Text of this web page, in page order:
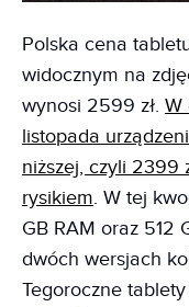
Polska cena
widocznym na
wynosi 2599 zł. W
listopada
niższej, czyli 2399
rysikiem. W tej
GB RAM oraz 512
dwóch wersjach
Tegoroczne